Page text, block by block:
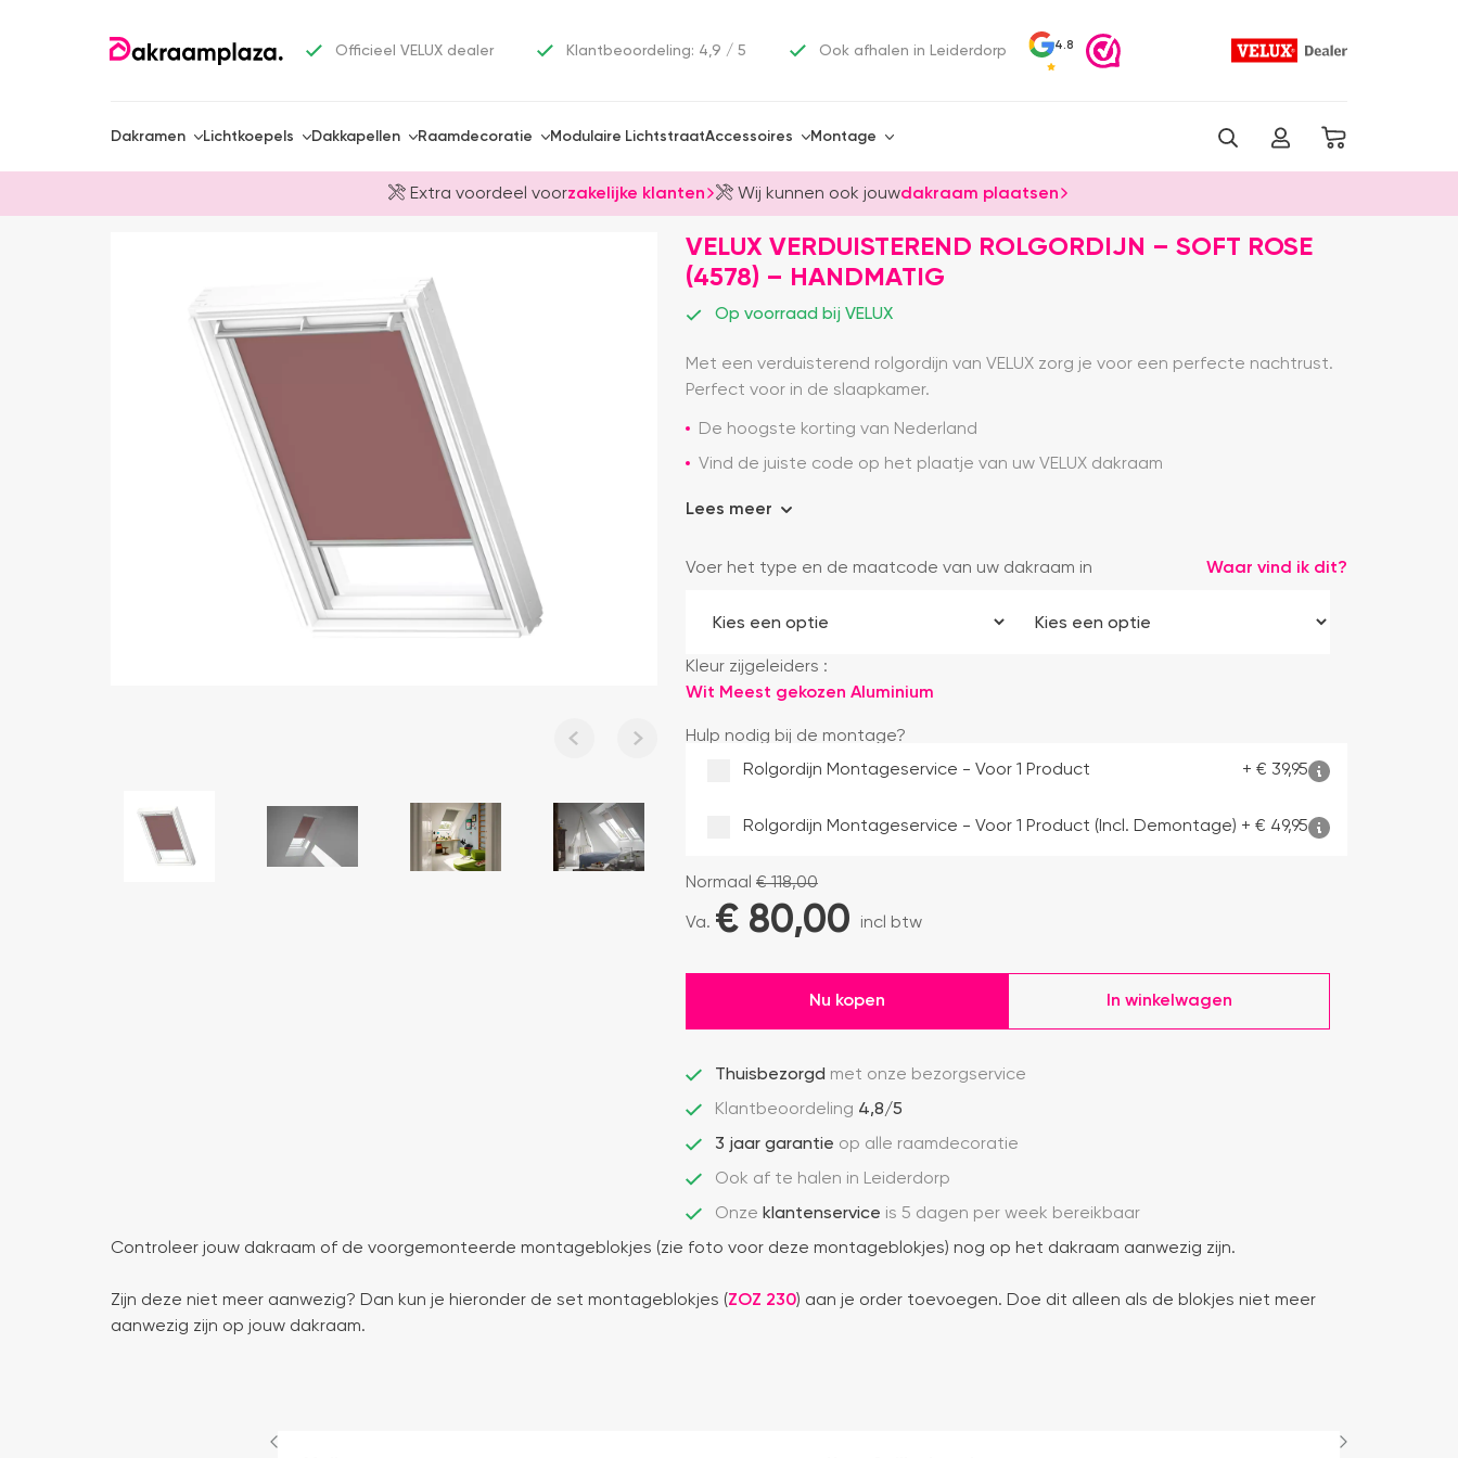
Officieel VELUX dealer Klantbeoordeling: 4,9 / 5 Ook afhalen in Leiderdorp 4.8
Dakramen Lichtkoepels Dakkapellen Raamdecoratie Modulaire LichtstraatAccessoires Montage
Extra voordeel voorzakelijke klanten Wij kunnen ook jouwdakraam plaatsen
VELUX VERDUISTEREND ROLGORDIJN – SOFT ROSE
(4578) – HANDMATIG
Op voorraad bij VELUX
Met een verduisterend rolgordijn van VELUX zorg je voor een perfecte nachtrust.
Perfect voor in de slaapkamer.
De hoogste korting van Nederland
Vind de juiste code op het plaatje van uw VELUX dakraam
Lees meer
Voer het type en de maatcode van uw dakraam in Waar vind ik dit?
Kleur zijgeleiders :
Wit Meest gekozen Aluminium
Hulp nodig bij de montage?
Rolgordijn Montageservice - Voor 1 Product
+ € 39,95
Rolgordijn Montageservice - Voor 1 Product (incl. Demontage) + € 49,95
Normaal €118,00
Va. € 80,00 incl btw
Nu kopen In winkelwagen
Thuisbezorgd met onze bezorgservice
Klantbeoordeling 4,8/5
3 jaar garantie op alle raamdecoratie
Ook af te halen in Leiderdorp
Onze klantenservice is 5 dagen per week bereikbaar
Controleer jouw dakraam of de voorgemonteerde montageblokjes (zie foto voor deze montageblokjes) nog op het dakraam aanwezig zijn.
Zijn deze niet meer aanwezig? Dan kun je hieronder de set montageblokjes (ZOZ 230) aan je order toevoegen. Doe dit alleen als de blokjes niet meer
aanwezig zijn op jouw dakraam.